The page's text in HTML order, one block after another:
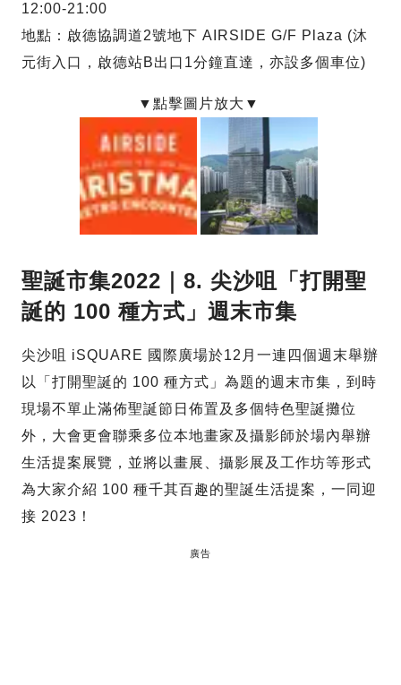
12:00-21:00
地點：啟德協調道2號地下 AIRSIDE G/F Plaza (沐
元街入口，啟德站B出口1分鐘直達，亦設多個車位)
聖誕市集2022｜8. 尖沙咀「打開聖
誕的 100 種方式」週末市集
尖沙咀 iSQUARE 國際廣場於12月一連四個週末舉辦
以「打開聖誕的 100 種方式」為題的週末市集，到時
現場不單止滿佈聖誕節日佈置及多個特色聖誕攤位
外，大會更會聯乘多位本地畫家及攝影師於場內舉辦
生活提案展覽，並將以畫展、攝影展及工作坊等形式
為大家介紹 100 種千其百趣的聖誕生活提案，一同迎
接 2023！
廣告